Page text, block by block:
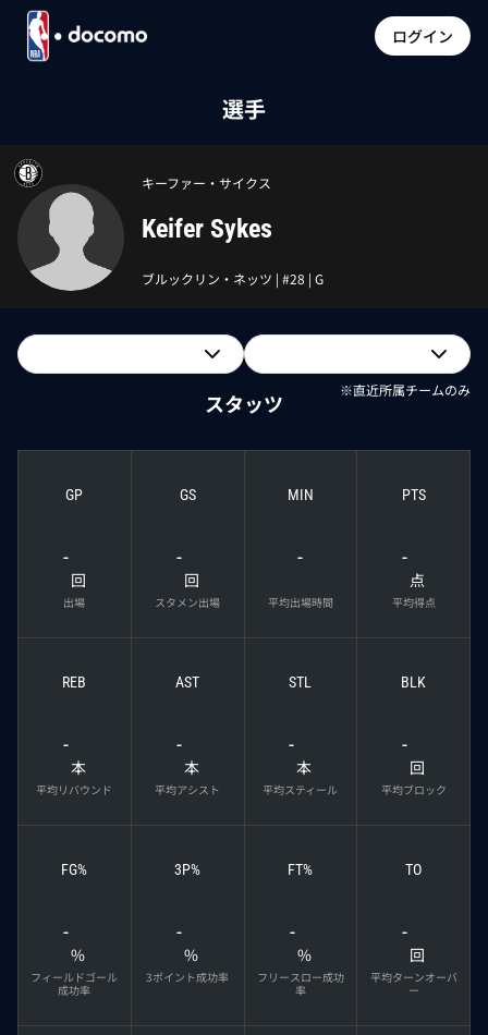
ログイン
選手
キーファー・サイクス
Keifer Sykes
ブルックリン・ネッツ | #28 | G
スタッツ ※直近所属チームのみ
GP
-
回
出場
GS
-
回
スタメン出場
MIN
-
平均出場時間
PTS
-
点
平均得点
REB
-
本
平均リバウンド
AST
-
本
平均アシスト
STL
-
本
平均スティール
BLK
-
回
平均ブロック
FG%
-
%
フィールドゴール
成功率
3P%
-
%
3ポイント成功率
FT%
-
%
フリースロー成功
率
TO
-
回
平均ターンオーバ
ー